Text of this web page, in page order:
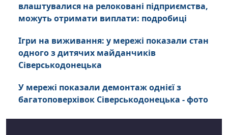
влаштувалися на релоковані підприємства,
можуть отримати виплати: подробиці
Ігри на виживання: у мережі показали стан
одного з дитячих майданчиків
Сіверськодонецька
У мережі показали демонтаж однієї з
багатоповерхівок Сіверськодонецька - фото